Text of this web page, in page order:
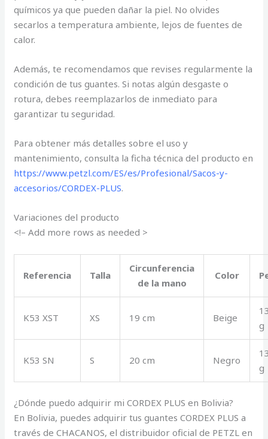
químicos ya que pueden dañar la piel. No olvides
secarlos a temperatura ambiente, lejos de fuentes de
calor.
Además, te recomendamos que revises regularmente la
condición de tus guantes. Si notas algún desgaste o
rotura, debes reemplazarlos de inmediato para
garantizar tu seguridad.
Para obtener más detalles sobre el uso y
mantenimiento, consulta la ficha técnica del producto en
https://www.petzl.com/ES/es/Profesional/Sacos-y-
accesorios/CORDEX-PLUS.
Variaciones del producto
<!– Add more rows as needed >
Referencia Talla
Circunferencia
de la mano
Color
K53 XST XS 19 cm Beige
g
K53 SN S 20 cm Negro
g
¿Dónde puedo adquirir mi CORDEX PLUS en Bolivia?
En Bolivia, puedes adquirir tus guantes CORDEX PLUS a
través de CHACANOS, el distribuidor oficial de PETZL en